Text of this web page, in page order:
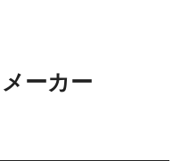
ーカー